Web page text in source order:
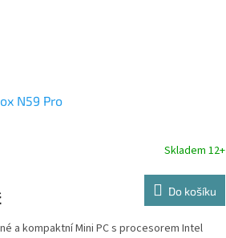
N59 Pro
Skladem 12+
Do košíku
a kompaktní Mini PC s procesorem Intel